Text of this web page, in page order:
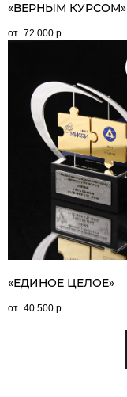
«ВЕРНЫМ КУРСОМ»
72 000 р.
«ЕДИНОЕ ЦЕЛОЕ»
40 500 р.